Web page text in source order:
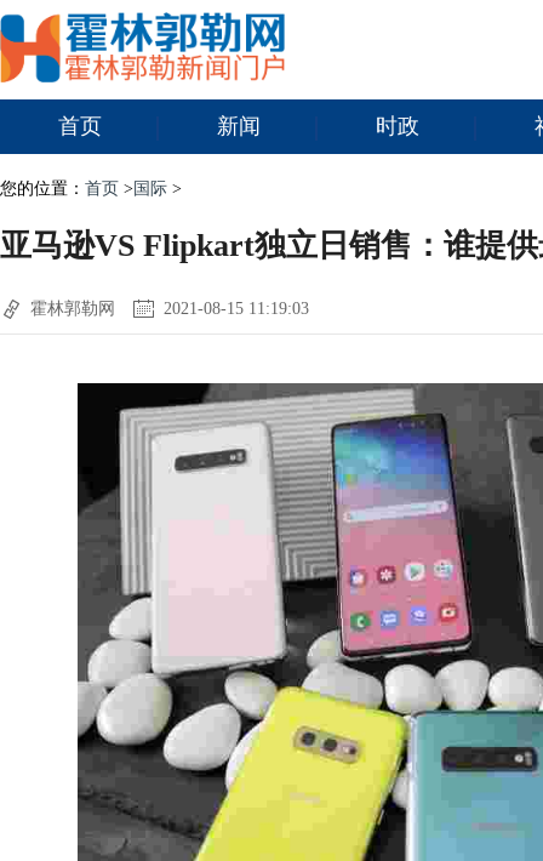
首页 新闻 时政
您的位置： 首页 > 国际 >
亚马逊VS Flipkart独立日销售：谁提
霍林郭勒网 2021-08-15 11:19:03